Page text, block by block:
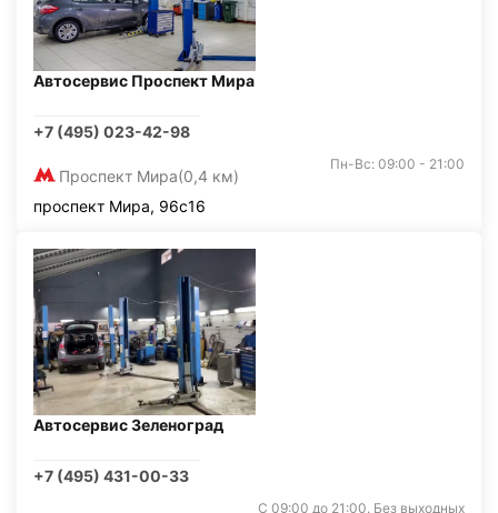
Автосервис Проспект Мира
+7 (495) 023-42-98
Проспект Мира(0,4 км)
Пн-Вс: 09:00 - 21:00
проспект Мира, 96с16
Автосервис Зеленоград
+7 (495) 431-00-33
С 09:00 до 21:00. Без выходных